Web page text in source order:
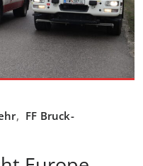
, FF Bruck-